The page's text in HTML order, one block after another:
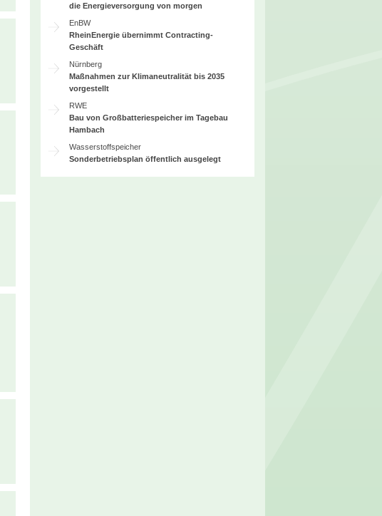
die Energieversorgung von morgen
EnBW
RheinEnergie übernimmt Contracting-
Geschäft
Nürnberg
Maßnahmen zur Klimaneutralität bis 2035
vorgestellt
RWE
Bau von Großbatteriespeicher im Tagebau
Hambach
Wasserstoffspeicher
Sonderbetriebsplan öffentlich ausgelegt